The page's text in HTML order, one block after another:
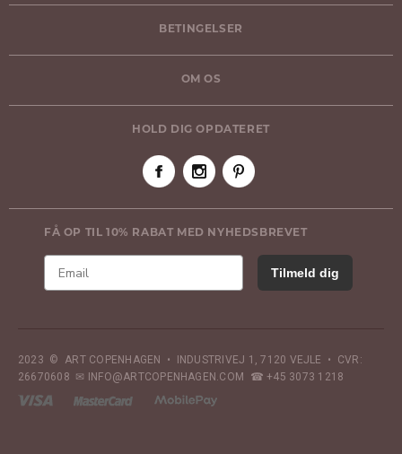
BETINGELSER
OM OS
HOLD DIG OPDATERET
FÅ OP TIL 10% RABAT MED NYHEDSBREVET
Tilmeld dig
2023 © ART COPENHAGEN • INDUSTRIVEJ 1, 7120 VEJLE • CVR:
26670608 ✉ INFO@ARTCOPENHAGEN.COM ☎ +45 3073 1218